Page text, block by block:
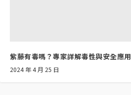
紫藤有毒嗎？專家詳解毒性與安全應用
2024 年 4 月 25 日